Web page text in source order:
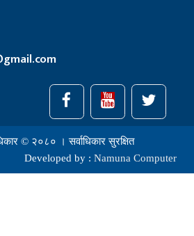
© २०८० । सर्वाधिकार सुरक्षित
Developed by : Namuna Computer